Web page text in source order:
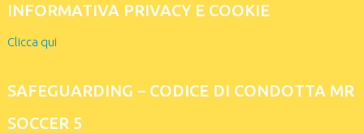
INFORMATIVA PRIVACY E COOKIE
Clicca qui
SAFEGUARDING – CODICE DI CONDOTTA MR
SOCCER 5